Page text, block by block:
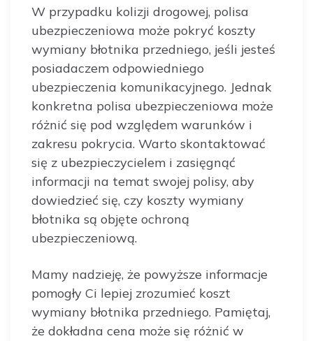
W przypadku kolizji drogowej, polisa
ubezpieczeniowa może pokryć koszty
wymiany błotnika przedniego, jeśli jesteś
posiadaczem odpowiedniego
ubezpieczenia komunikacyjnego. Jednak
konkretna polisa ubezpieczeniowa może
różnić się pod względem warunków i
zakresu pokrycia. Warto skontaktować
się z ubezpieczycielem i zasięgnąć
informacji na temat swojej polisy, aby
dowiedzieć się, czy koszty wymiany
błotnika są objęte ochroną
ubezpieczeniową.
Mamy nadzieję, że powyższe informacje
pomogły Ci lepiej zrozumieć koszt
wymiany błotnika przedniego. Pamiętaj,
że dokładna cena może się różnić w